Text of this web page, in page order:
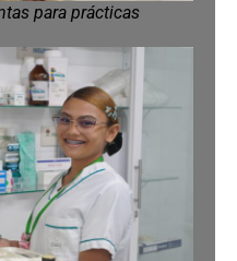
para prácticas